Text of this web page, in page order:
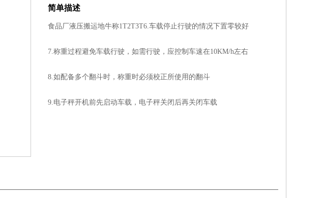
简单描述
食品厂液压搬运地牛称1T2T3T6.车载停止行驶的情况下置零较好
7.称重过程避免车载行驶，如需行驶，应控制车速在10KM/h左右
8.如配备多个翻斗时，称重时必须校正所使用的翻斗
9.电子秤开机前先启动车载，电子秤关闭后再关闭车载